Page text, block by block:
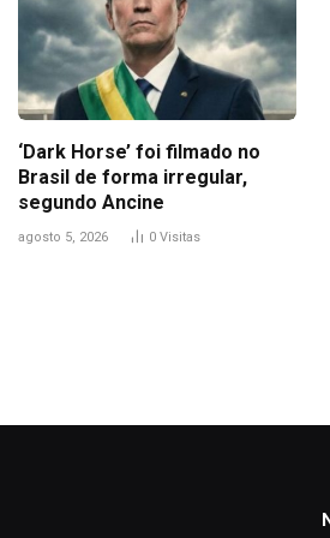
‘Dark Horse’ foi filmado no
Brasil de forma irregular,
segundo Ancine
agosto 5, 2026 0 Visitas